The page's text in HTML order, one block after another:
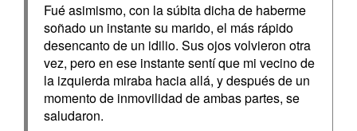
Fué asimismo, con la súbita dicha de haberme
soñado un instante su marido, el más rápido
desencanto de un idilio. Sus ojos volvieron otra
vez, pero en ese instante sentí que mi vecino de
la izquierda miraba hacia allá, y después de un
momento de inmovilidad de ambas partes, se
saludaron.